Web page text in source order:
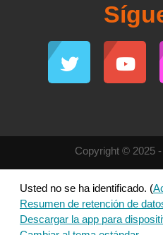
Copyright © 2025
Usted no se ha identificado. (
Resumen de retención de
Descargar la app para